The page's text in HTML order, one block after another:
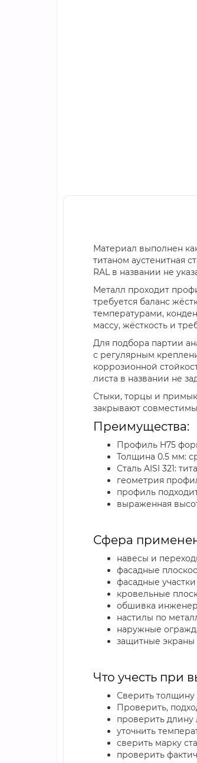
Материал выполнен
титаном аустенитная
RAL в названии не
Металл проходит
требуется баланс
температурами,
массу, жёсткость и
Для подбора партии
с регулярным
коррозионной
листа в названии не
Стыки, торцы и
закрывают
Преимущества:
Профиль H75
Толщина 0.5 мм:
Сталь AISI 321:
геометрия
профиль
выраженная
Сфера
навесы и
фасадные
фасадные
кровельные
обшивка
настилы по
наружные
защитные экраны
Что учесть при
Сверить толщину
Проверить,
проверить длину
уточнить
сверить марку
проверить